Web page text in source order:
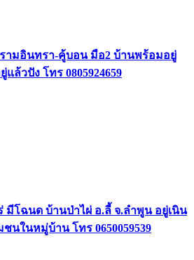
ามอินทรา-คู้บอน มือ2 บ้านพร้อมอยู่
ล้วปัง โทร 0805924659
มีโฉนด บ้านป่าไผ่ อ.ลี้ จ.ลำพูน อยู่เนิน
นในหมู่บ้าน โทร 0650059539